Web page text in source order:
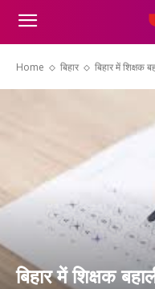
Home बिहार बिहार में शिक्षक
बिहार में शिक्षक